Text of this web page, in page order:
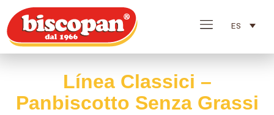
ES
Línea Classici –
Panbiscotto Senza Grassi